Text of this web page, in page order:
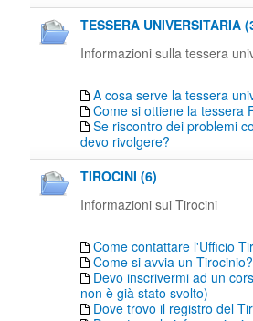
TESSERA UNIVERSITARIA
Informazioni sulla tessera
A cosa serve la tessera
Come si ottiene la tessera
Se riscontro dei problemi
devo rivolgere?
TIROCINI (6)
Informazioni sui Tirocini
Come contattare l'Ufficio
Come si avvia un Tirocinio?
Devo inscrivermi ad un
non è già stato svolto)
Dove trovo il registro del